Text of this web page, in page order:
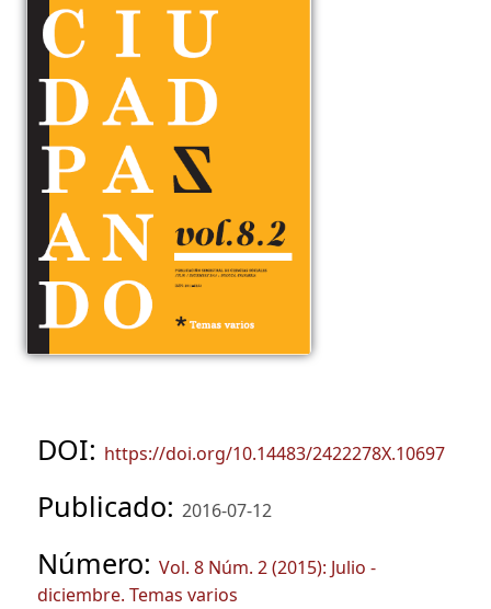
DOI: https://doi.org/10.14483/2422278X.10697
Publicado: 2016-07-12
Número: Vol. 8 Núm. 2 (2015): Julio -
diciembre. Temas varios